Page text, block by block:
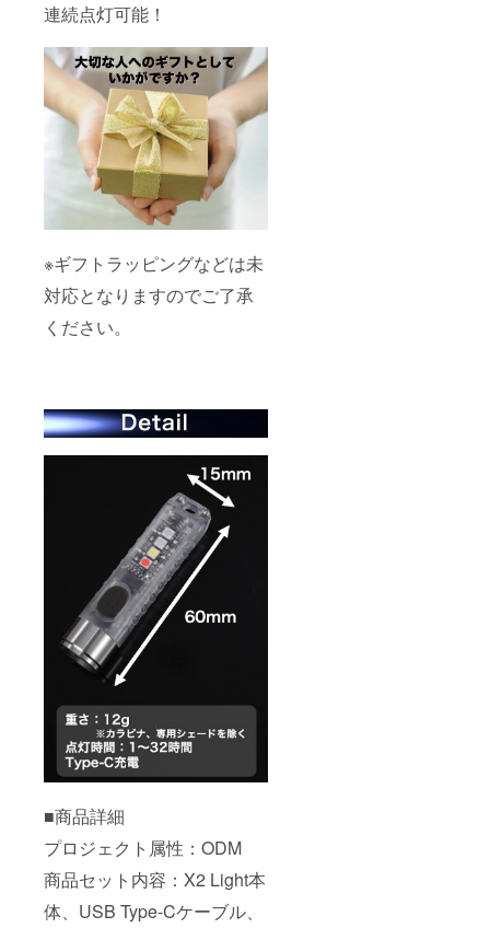
連続点灯可能！
※ギフトラッピングなどは未
対応となりますのでご了承
ください。
■商品詳細
プロジェクト属性：ODM
商品セット内容：X2 Light本
体、USB Type-Cケーブル、